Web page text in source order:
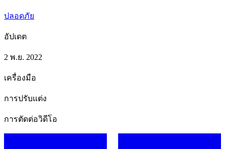
ปลอดภัย
อัปเดต
2 พ.ย. 2022
เครื่องมือ
การปรับแต่ง
การตัดต่อวิดีโอ